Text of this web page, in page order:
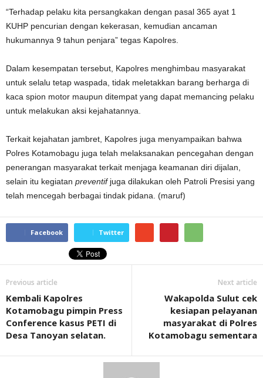
“Terhadap pelaku kita persangkakan dengan pasal 365 ayat 1
KUHP pencurian dengan kekerasan, kemudian ancaman
hukumannya 9 tahun penjara” tegas Kapolres.
Dalam kesempatan tersebut, Kapolres menghimbau masyarakat
untuk selalu tetap waspada, tidak meletakkan barang berharga di
kaca spion motor maupun ditempat yang dapat memancing pelaku
untuk melakukan aksi kejahatannya.
Terkait kejahatan jambret, Kapolres juga menyampaikan bahwa
Polres Kotamobagu juga telah melaksanakan pencegahan dengan
penerangan masyarakat terkait menjaga keamanan diri dijalan,
selain itu kegiatan preventifjuga dilakukan oleh Patroli Presisi yang
telah mencegah berbagai tindak pidana. (maruf)
Facebook Twitter
Previous article
Kembali Kapolres
Kotamobagu pimpin Press
Conference kasus PETI di
Desa Tanoyan selatan.
Next article
Wakapolda Sulut cek
kesiapan pelayanan
masyarakat di Polres
Kotamobagu sementara